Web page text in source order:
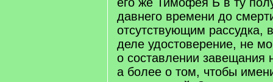
давнего времени до
отсутствующим рассудка,
деле удостоверение, не
о составлении завещания
а более о том, чтобы